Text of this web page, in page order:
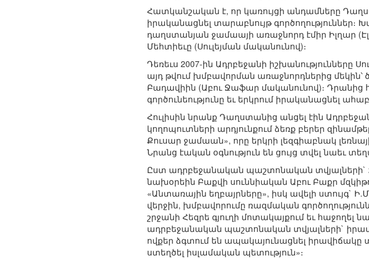
Հատկանշական է, որ կառույցի անդամները
իրականացնել տարաբնույթ գործողություններ։
դաղստանյան ջամաայի առաջնորդ էմիր Իլղար
Մեհտիեւը (Սուլեյման մականունով)։
Դեռեւս 2007-ին Ադրբեջանի իշխանությունները
այդ թվում խմբավորման առաջնորդներից
Բադավիին (Աբու Ջաֆար մականունով)։ Դրանից
գործունեությունը եւ երկրում իրականացնել
Հուլիսին նրանք Դաղստանից անցել էին
կողոպուտների արդյունքում ձեռք բերեր
Քուսար ջամաան», որը երկրի լեզգիաբնակ
Նրանց էական օգնություն են ցույց տվել նաեւ
Ըստ ադրբեջանական պաշտոնական տվյալների`
նախօրեին Բաքվի սուննիական Աբու Բաքր
«Անտառային եղբայրները», իսկ ավելի ստույգ`
վերջին, խմբավորումը ռազմական
շրջանի Հեզրե գյուղի մոտակայքում եւ հաջողել
ադրբեջանական պաշտոնական տվյալների`
ովքեր ձգտում են ապակայունացնել իրավիճակը
ստեղծել իսլամական պետություն»։